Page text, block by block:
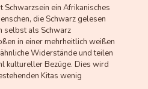
Schwarzsein ein Afrikanisches
die Schwarz gelesen
selbst als Schwarz
in einer mehrheitlich weißen
Widerstände und teilen
kultureller Bezüge. Dies wird
Kitas wenig